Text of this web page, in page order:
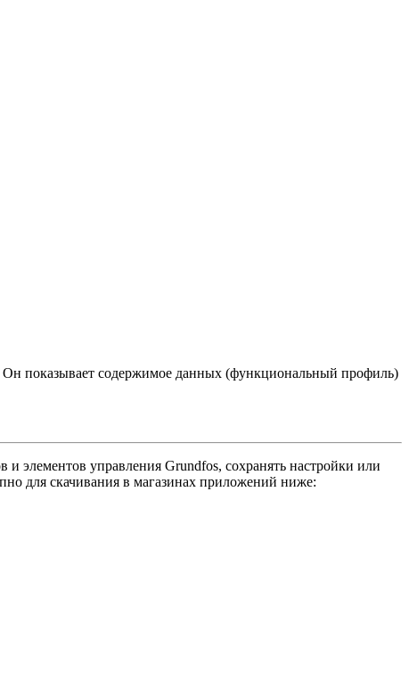
показывает содержимое данных (функциональный профиль)
элементов управления Grundfos, сохранять настройки или
для скачивания в магазинах приложений ниже: